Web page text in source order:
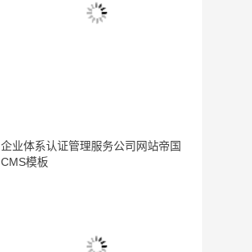
企业体系认证管理服务公司网站帝国
CMS模板